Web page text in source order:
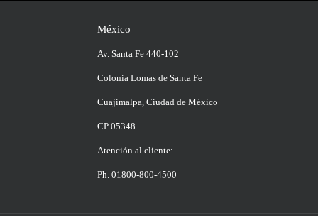
México
Av. Santa Fe 440-102
Colonia Lomas de Santa Fe
Cuajimalpa, Ciudad de México
CP 05348
Atención al cliente:
Ph. 01800-800-4500